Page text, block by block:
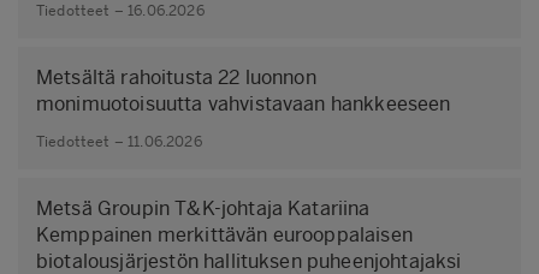
Tiedotteet – 16.06.2026
Metsältä rahoitusta 22 luonnon
monimuotoisuutta vahvistavaan hankkeeseen
Tiedotteet – 11.06.2026
Metsä Groupin T&K-johtaja Katariina
Kemppainen merkittävän eurooppalaisen
biotalousjärjestön hallituksen puheenjohtajaksi